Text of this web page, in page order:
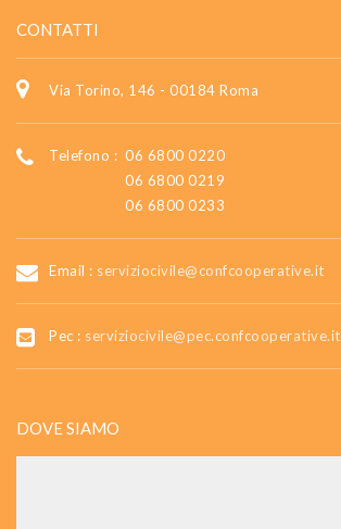
CONTATTI
Via Torino, 146 - 00184 Roma
Telefono : 06 6800 0220
06 6800 0219
06 6800 0233
Email : serviziocivile@confcooperative.it
Pec : serviziocivile@pec.confcooperative.it
DOVE SIAMO